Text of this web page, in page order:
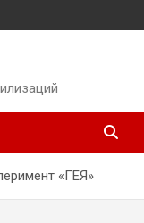
«ГЕЯ»